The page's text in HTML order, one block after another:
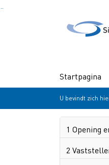
Startpagina
U bevindt zich
1 Opening
2